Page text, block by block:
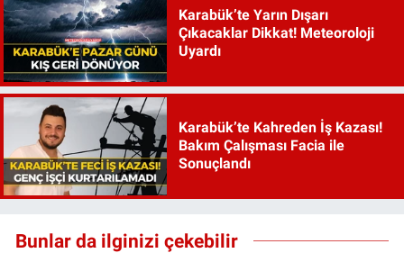
Karabük’te Yarın Dışarı
Çıkacaklar Dikkat! Meteoroloji
Uyardı
Karabük’te Kahreden İş Kazası!
Bakım Çalışması Facia ile
Sonuçlandı
Bunlar da ilginizi çekebilir